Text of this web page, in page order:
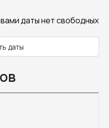
даты нет свободных
даты